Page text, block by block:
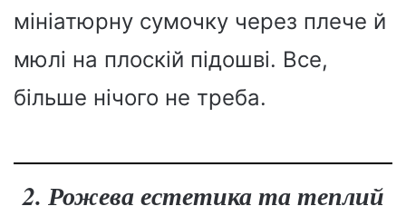
мініатюрну сумочку через плече й
мюлі на плоскій підошві. Все,
більше нічого не треба.
2. Рожева естетика та теплий